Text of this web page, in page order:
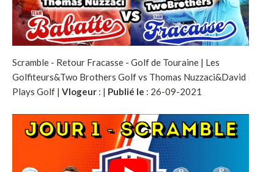
Scramble - Retour Fracasse - Golf de Touraine | Les
Golfiteurs&Two Brothers Golf vs Thomas Nuzzaci&David
Plays Golf | Vlogeur : | Publié le : 26-09-2021